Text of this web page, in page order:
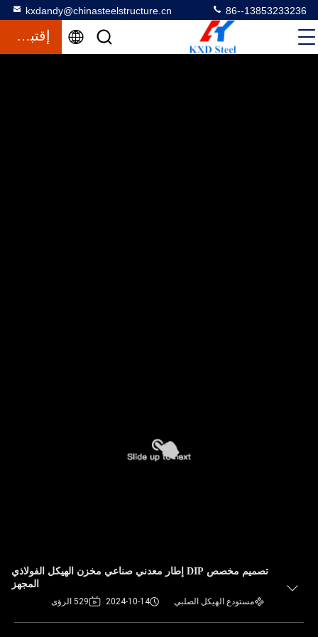
kxdandy@chinasteelstructure.cn 86--13853233236
إقتباس
تصميم مخصص DIP إطار معدني صناعي مخزن الهيكل الفولاذي
المجهز
مستودع الهيكل الصلبي 2024-10-14 529 الرؤى